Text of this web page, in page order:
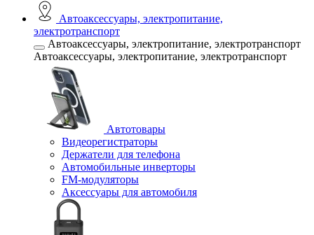
Автоаксессуары, электропитание,
электротранспорт
Автоаксессуары, электропитание, электротранспорт
Автоаксессуары, электропитание, электротранспорт
Автотовары
Видеорегистраторы
Держатели для телефона
Автомобильные инверторы
FM-модуляторы
Аксессуары для автомобиля